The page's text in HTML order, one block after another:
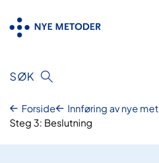
innhold
SØK
Forside
Innføring av nye
Steg 3: Beslutning